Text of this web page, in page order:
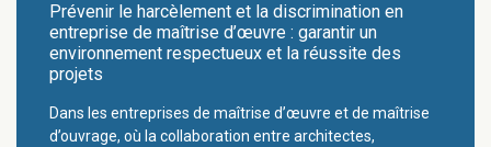
Prévenir le harcèlement et la discrimination en
entreprise de maîtrise d’œuvre : garantir un
environnement respectueux et la réussite des
projets
Dans les entreprises de maîtrise d’œuvre et de maîtrise
d’ouvrage, où la collaboration entre architectes,